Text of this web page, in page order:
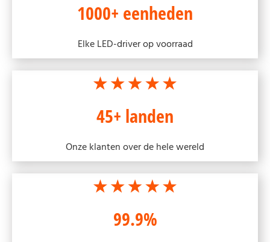
1000+ eenheden
Elke LED-driver op voorraad
45+ landen
Onze klanten over de hele wereld
99.9%